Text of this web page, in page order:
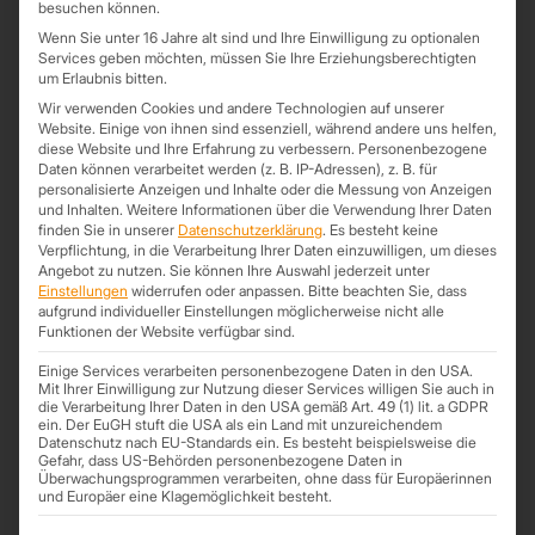
Formular, tragen Sie Ihre gewünschte Anzahl und Länge der
Sandwichplatten ein und senden Sie Ihre Anfrage ganz einfach
unverbindlich an unser Team.
– Farben und denDachformen vorbei.
Unsere Mitarbeiter werden sich umgehend bei Ihnen zu Ihrer
Anfrage zurückmelden.
Kategorie:Unkategorisiert Schlagwörter:30 mm, Dachplatten, Dachplatten mit
Dämmung,Energie sparen ,Express ,Expressanfrage,Heizkosten sparen
Sandwichdach,Sandwichpaneel,Sandwichplatten,Sandwichplatten günstig
Produktdetails Informationen
Zusätzliche Information
Länge
4,0 m, 4,5 m, 5,0 m, 5,5 m, 6,0 m, 6,5 m,
7,0 m, 7,5 m, 8,0 m
besuchen können.
Wenn Sie unter 16 Jahre alt sind und Ihre Einwilligung zu optionalen
Services geben möchten, müssen Sie Ihre Erziehungsberechtigten
um Erlaubnis bitten.
Wir verwenden Cookies und andere Technologien auf unserer
Website. Einige von ihnen sind essenziell, während andere uns helfen,
diese Website und Ihre Erfahrung zu verbessern. Personenbezogene
Daten können verarbeitet werden (z. B. IP-Adressen), z. B. für
personalisierte Anzeigen und Inhalte oder die Messung von Anzeigen
und Inhalten. Weitere Informationen über die Verwendung Ihrer Daten
finden Sie in unserer Datenschutzerklärung. Es besteht keine
Verpflichtung, in die Verarbeitung Ihrer Daten einzuwilligen, um dieses
Angebot zu nutzen. Sie können Ihre Auswahl jederzeit unter
Einstellungen widerrufen oder anpassen. Bitte beachten Sie, dass
aufgrund individueller Einstellungen möglicherweise nicht alle
Funktionen der Website verfügbar sind.
Einige Services verarbeiten personenbezogene Daten in den USA.
Mit Ihrer Einwilligung zur Nutzung dieser Services willigen Sie auch in
die Verarbeitung Ihrer Daten in den USA gemäß Art. 49 (1) lit. a GDPR
ein. Der EuGH stuft die USA als ein Land mit unzureichendem
Datenschutz nach EU-Standards ein. Es besteht beispielsweise die
Gefahr, dass US-Behörden personenbezogene Daten in
Überwachungsprogrammen verarbeiten, ohne dass für Europäerinnen
und Europäer eine Klagemöglichkeit besteht.